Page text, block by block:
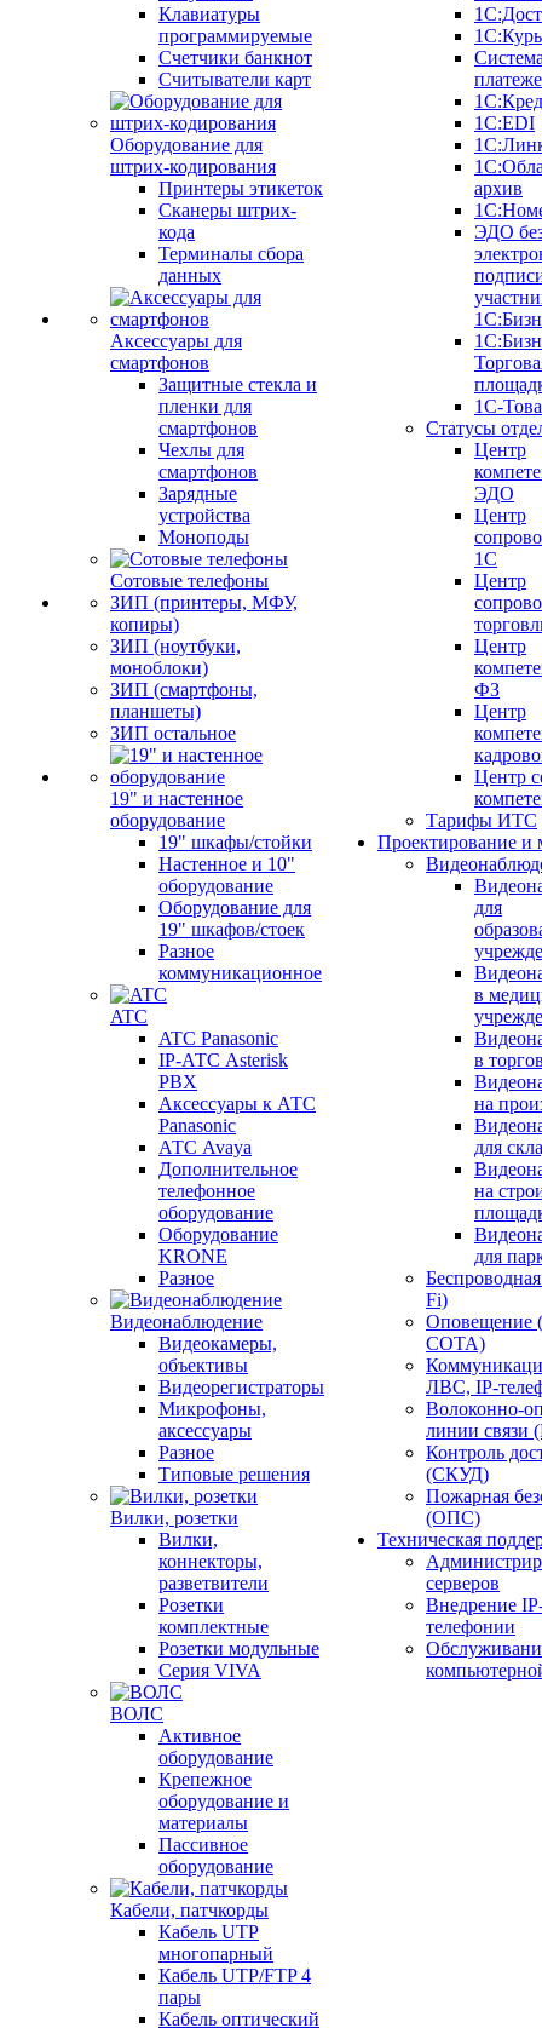
Клавиатуры
программируемые
Счетчики банкнот
Считыватели карт
Оборудование для
штрих-кодирования
Принтеры этикеток
Сканеры штрих-
кода
Терминалы сбора
данных
Аксессуары для
смартфонов
Защитные стекла и
пленки для
смартфонов
Чехлы для
смартфонов
Зарядные
устройства
Моноподы
Сотовые телефоны
ЗИП (принтеры, МФУ,
копиры)
ЗИП (ноутбуки,
моноблоки)
ЗИП (смартфоны,
планшеты)
ЗИП остальное
19" и настенное
оборудование
19" шкафы/стойки
Настенное и 10"
оборудование
Оборудование для
19" шкафов/стоек
Разное
коммуникационное
ATC
ATC Panasonic
IP-АТС Asterisk
PBX
Аксессуары к АТС
Panasonic
АТС Avaya
Дополнительное
телефонное
оборудование
Оборудование
KRONE
Разное
Видеонаблюдение
Видеокамеры,
объективы
Видеорегистраторы
Микрофоны,
аксессуары
Разное
Типовые решения
Вилки, розетки
Вилки,
коннекторы,
разветвители
Розетки
комплектные
Розетки модульные
Серия VIVA
ВОЛС
Активное
оборудование
Крепежное
оборудование и
материалы
Пассивное
оборудование
Кабели, патчкорды
Кабель UTP
многопарный
Кабель UTP/FTP 4
пары
Кабель оптический
1С:EDI
архив
ЭДО
1С-
Статусы
Центр
ЭДО
Центр
1С
Центр
Центр
ФЗ
Центр
Центр
Тарифы ИТС
Проектирование и
для
в
в
на
для
на
для
Fi)
СОТА)
ЛВС, IP-
Волоконно-
линии
Контроль
(СКУД)
Пожарная
(ОПС)
Техническая
серверов
Внедрение
телефонии